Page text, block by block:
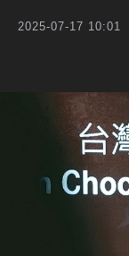
2025-07-17 10:01